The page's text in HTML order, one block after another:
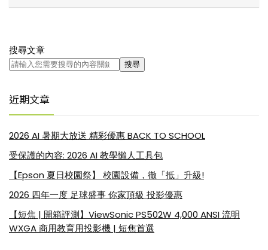
搜尋文章
搜尋
近期文章
2026 AI 暑期大放送 精彩優惠 BACK TO SCHOOL
受保護的內容: 2026 AI 教學懶人工具包
【Epson 夏日校園祭】 校園設備，徹「抵」升級!
2026 四年一度 足球盛事 你家頂級 投影優惠
【短焦 | 開箱評測】ViewSonic PS502W 4,000 ANSI 流明
WXGA 商用教育用投影機 | 短焦首選